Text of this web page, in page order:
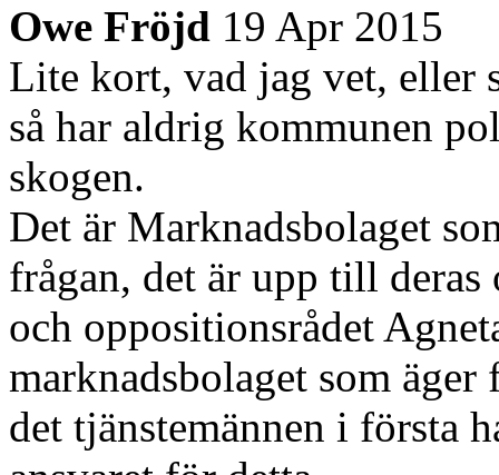
Owe Fröjd 19 Apr 2015
Lite kort, vad jag vet, eller
så har aldrig kommunen
skogen.
Det är Marknadsbolaget
frågan, det är upp till
och oppositionsrådet
marknadsbolaget som
det tjänstemännen i första